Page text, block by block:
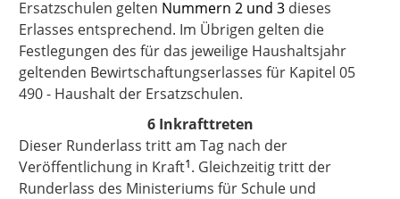
Ersatzschulen gelten Nummern 2 und 3 dieses
Erlasses entsprechend. Im Übrigen gelten die
Festlegungen des für das jeweilige Haushaltsjahr
geltenden Bewirtschaftungserlasses für Kapitel 05
490 - Haushalt der Ersatzschulen.
6 Inkrafttreten
Dieser Runderlass tritt am Tag nach der
Veröffentlichung in Kraft1. Gleichzeitig tritt der
Runderlass des Ministeriums für Schule und